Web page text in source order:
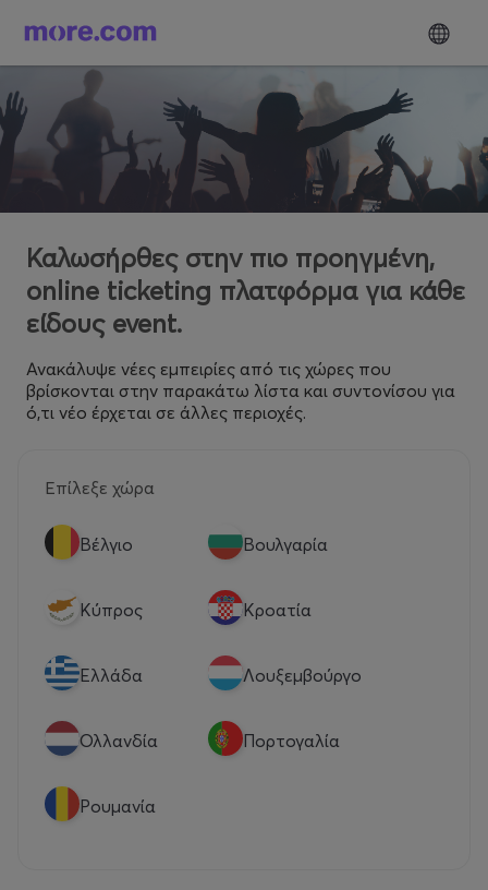
Καλωσήρθες στην πιο προηγμένη,
online ticketing πλατφόρμα για κάθε
είδους event.
Ανακάλυψε νέες εμπειρίες από τις χώρες που
βρίσκονται στην παρακάτω λίστα και συντονίσου για
ό,τι νέο έρχεται σε άλλες περιοχές.
Επίλεξε χώρα
Βέλγιο Βουλγαρία
Κύπρος Κροατία
Eλλάδα Λουξεμβούργο
Ολλανδία Πορτογαλία
Ρουμανία